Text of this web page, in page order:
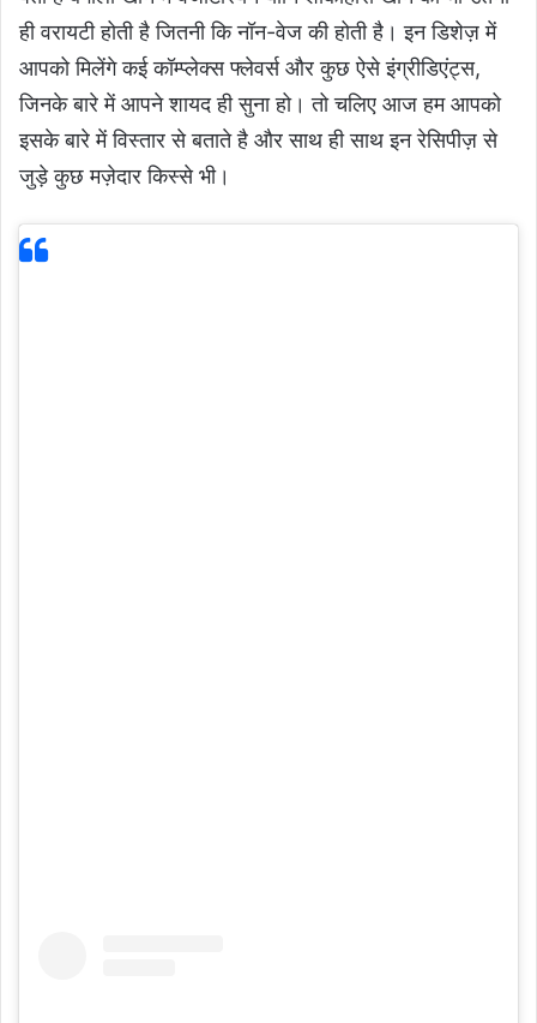
ही वरायटी होती है जितनी कि नॉन-वेज की होती है। इन डिशेज़ में
आपको मिलेंगे कई कॉम्प्लेक्स फ्लेवर्स और कुछ ऐसे इंग्रीडिएंट्स,
जिनके बारे में आपने शायद ही सुना हो। तो चलिए आज हम आपको
इसके बारे में विस्तार से बताते है और साथ ही साथ इन रेसिपीज़ से
जुड़े कुछ मज़ेदार किस्से भी।